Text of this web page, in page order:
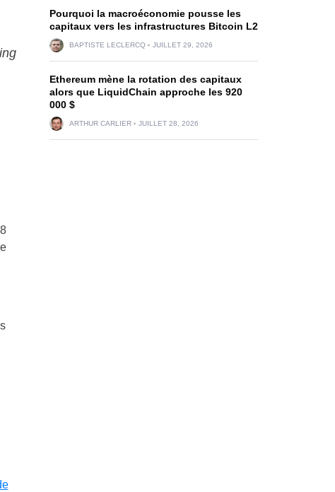
Pourquoi la macroéconomie pousse les
capitaux vers les infrastructures Bitcoin L2
BAPTISTE LECLERCQ JUILLET 29, 2026
Ethereum mène la rotation des capitaux
alors que LiquidChain approche les 920
000 $
ARTHUR CARLIER JUILLET 28, 2026